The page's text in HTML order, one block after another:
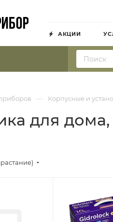
АКЦИИ
— Корпусные и
для